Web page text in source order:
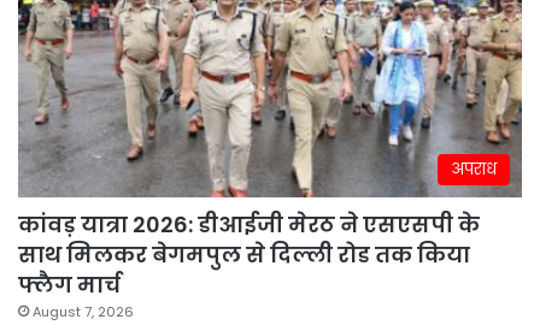
अपराध
कांवड़ यात्रा 2026: डीआईजी मेरठ ने एसएसपी के
साथ मिलकर बेगमपुल से दिल्ली रोड तक किया
फ्लैग मार्च
August 7, 2026